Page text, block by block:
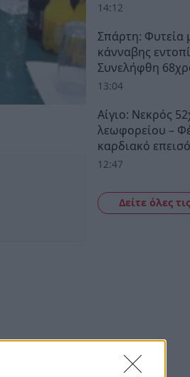
14:12
Σπάρτη: Φυτεία
κάνναβης
Συνελήφθη
13:04
Αίγιο: Νεκρός
λεωφορείου –
καρδιακό
12:47
Δείτε όλες